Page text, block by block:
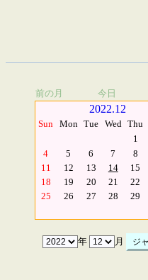
前の月 今日
2022.12
Sun Mon Tue Wed Thu
1
4
5 6 7 8
11
12 13 14 15
18
19 20 21 22
25
26 27 28 29
年 月